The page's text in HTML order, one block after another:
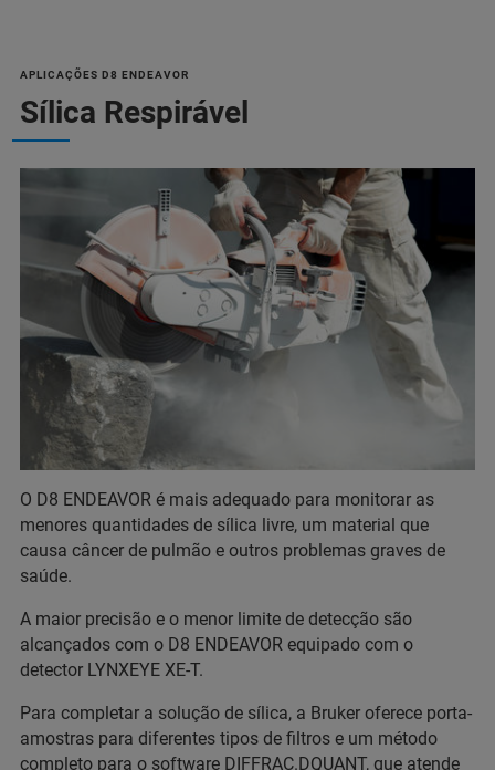
APLICAÇÕES D8 ENDEAVOR
Sílica Respirável
O D8 ENDEAVOR é mais adequado para monitorar as
menores quantidades de sílica livre, um material que
causa câncer de pulmão e outros problemas graves de
saúde.
A maior precisão e o menor limite de detecção são
alcançados com o D8 ENDEAVOR equipado com o
detector LYNXEYE XE-T.
Para completar a solução de sílica, a Bruker oferece porta-
amostras para diferentes tipos de filtros e um método
completo para o software DIFFRAC.DQUANT, que atende